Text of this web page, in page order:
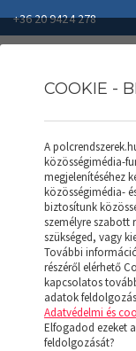
+36 20 9424 278
Polcrendszerek
SZŰRŐK
COOKIE -
A
közösségimédia-
megjelenítéséhez
közösségimédia-
biztosítunk
személyre
szükséged, vagy
További
részéről elérhető
kapcsolatos
adatok
Adatvédelmi és
Elfogadod ezeket
feldolgozását?